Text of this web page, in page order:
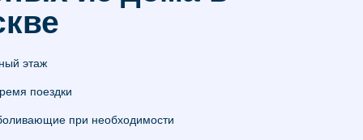
этаж
поездки
при необходимости